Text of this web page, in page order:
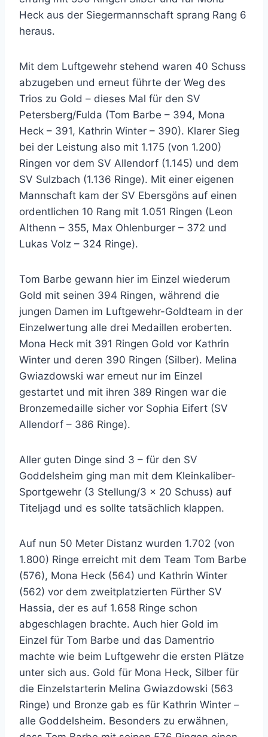
Heck aus der Siegermannschaft sprang Rang 6
heraus.
Mit dem Luftgewehr stehend waren 40 Schuss
abzugeben und erneut führte der Weg des
Trios zu Gold – dieses Mal für den SV
Petersberg/Fulda (Tom Barbe – 394, Mona
Heck – 391, Kathrin Winter – 390). Klarer Sieg
bei der Leistung also mit 1.175 (von 1.200)
Ringen vor dem SV Allendorf (1.145) und dem
SV Sulzbach (1.136 Ringe). Mit einer eigenen
Mannschaft kam der SV Ebersgöns auf einen
ordentlichen 10 Rang mit 1.051 Ringen (Leon
Althenn – 355, Max Ohlenburger – 372 und
Lukas Volz – 324 Ringe).
Tom Barbe gewann hier im Einzel wiederum
Gold mit seinen 394 Ringen, während die
jungen Damen im Luftgewehr-Goldteam in der
Einzelwertung alle drei Medaillen eroberten.
Mona Heck mit 391 Ringen Gold vor Kathrin
Winter und deren 390 Ringen (Silber). Melina
Gwiazdowski war erneut nur im Einzel
gestartet und mit ihren 389 Ringen war die
Bronzemedaille sicher vor Sophia Eifert (SV
Allendorf – 386 Ringe).
Aller guten Dinge sind 3 – für den SV
Goddelsheim ging man mit dem Kleinkaliber-
Sportgewehr (3 Stellung/3 x 20 Schuss) auf
Titeljagd und es sollte tatsächlich klappen.
Auf nun 50 Meter Distanz wurden 1.702 (von
1.800) Ringe erreicht mit dem Team Tom Barbe
(576), Mona Heck (564) und Kathrin Winter
(562) vor dem zweitplatzierten Fürther SV
Hassia, der es auf 1.658 Ringe schon
abgeschlagen brachte. Auch hier Gold im
Einzel für Tom Barbe und das Damentrio
machte wie beim Luftgewehr die ersten Plätze
unter sich aus. Gold für Mona Heck, Silber für
die Einzelstarterin Melina Gwiazdowski (563
Ringe) und Bronze gab es für Kathrin Winter –
alle Goddelsheim. Besonders zu erwähnen,